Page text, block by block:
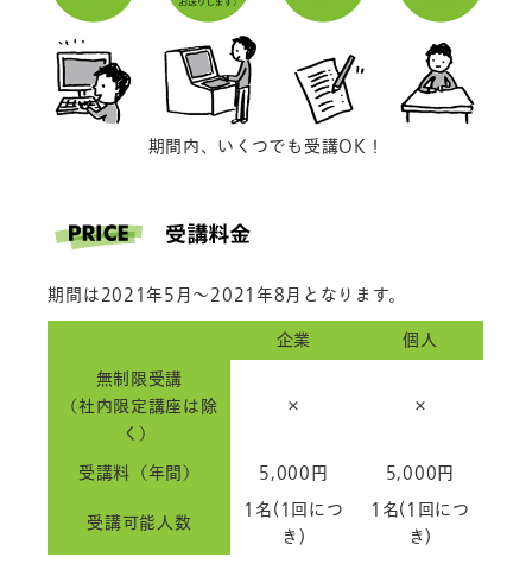
期間内、いくつでも受講OK！
期間は2021年5月～2021年8月となります。
企業
個人
無制限受講
（社内限定講座は除
く）
× ×
受講料（年間） 5,000円
5,000円
受講可能人数
1名(1回につ
き)
1名(1回につ
き)